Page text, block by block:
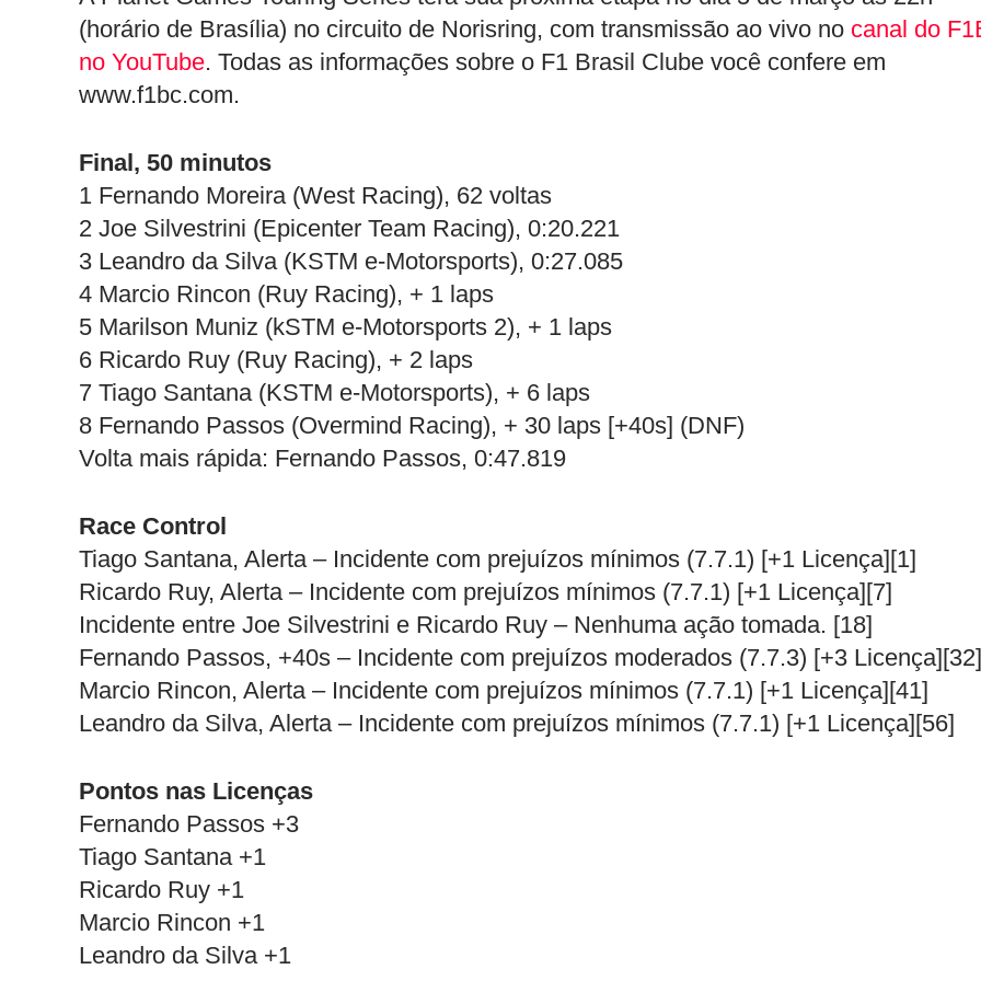
(horário de Brasília) no circuito de Norisring, com transmissão ao vivo no canal do
no YouTube. Todas as informações sobre o F1 Brasil Clube você confere em
www.f1bc.com.
Final, 50 minutos
1 Fernando Moreira (West Racing), 62 voltas
2 Joe Silvestrini (Epicenter Team Racing), 0:20.221
3 Leandro da Silva (KSTM e-Motorsports), 0:27.085
4 Marcio Rincon (Ruy Racing), + 1 laps
5 Marilson Muniz (kSTM e-Motorsports 2), + 1 laps
6 Ricardo Ruy (Ruy Racing), + 2 laps
7 Tiago Santana (KSTM e-Motorsports), + 6 laps
8 Fernando Passos (Overmind Racing), + 30 laps [+40s] (DNF)
Volta mais rápida: Fernando Passos, 0:47.819
Race Control
Tiago Santana, Alerta – Incidente com prejuízos mínimos (7.7.1) [+1 Licença][1]
Ricardo Ruy, Alerta – Incidente com prejuízos mínimos (7.7.1) [+1 Licença][7]
Incidente entre Joe Silvestrini e Ricardo Ruy – Nenhuma ação tomada. [18]
Fernando Passos, +40s – Incidente com prejuízos moderados (7.7.3) [+3 Licença][32]
Marcio Rincon, Alerta – Incidente com prejuízos mínimos (7.7.1) [+1 Licença][41]
Leandro da Silva, Alerta – Incidente com prejuízos mínimos (7.7.1) [+1 Licença][56]
Pontos nas Licenças
Fernando Passos +3
Tiago Santana +1
Ricardo Ruy +1
Marcio Rincon +1
Leandro da Silva +1